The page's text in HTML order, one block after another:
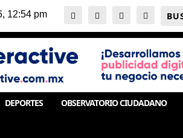
DEPORTES OBSERVATORIO CIUDADANO